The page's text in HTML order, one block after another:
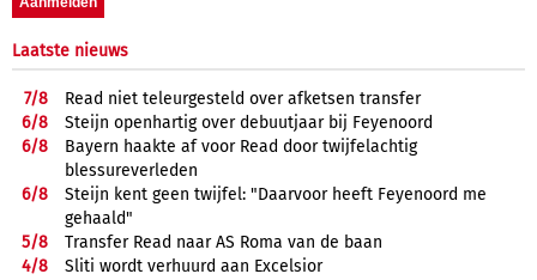
Laatste nieuws
7/8
Read niet teleurgesteld over afketsen transfer
6/8
Steijn openhartig over debuutjaar bij Feyenoord
6/8
Bayern haakte af voor Read door twijfelachtig
blessureverleden
6/8
Steijn kent geen twijfel: "Daarvoor heeft Feyenoord me
gehaald"
5/8
Transfer Read naar AS Roma van de baan
4/8
Sliti wordt verhuurd aan Excelsior